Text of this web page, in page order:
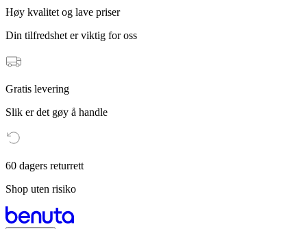
Høy kvalitet og lave priser
Din tilfredshet er viktig for oss
Gratis levering
Slik er det gøy å handle
60 dagers returrett
Shop uten risiko